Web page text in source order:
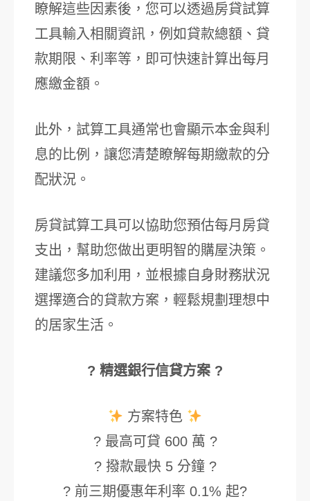
瞭解這些因素後，您可以透過房貸試算
工具輸入相關資訊，例如貸款總額、貸
款期限、利率等，即可快速計算出每月
應繳金額。
此外，試算工具通常也會顯示本金與利
息的比例，讓您清楚瞭解每期繳款的分
配狀況。
房貸試算工具可以協助您預估每月房貸
支出，幫助您做出更明智的購屋決策。
建議您多加利用，並根據自身財務狀況
選擇適合的貸款方案，輕鬆規劃理想中
的居家生活。
? 精選銀行信貸方案 ?
方案特色
? 最高可貸 600 萬 ?
? 撥款最快 5 分鐘 ?
? 前三期優惠年利率 0.1% 起?